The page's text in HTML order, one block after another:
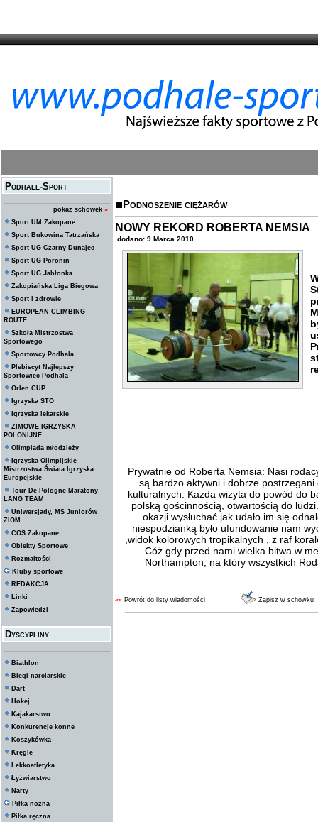
Podhale-Sport
pokaż schowek »
Sport UM Zakopane
Sport Bukowina Tatrzańska
Sport UG Czarny Dunajec
Sport UG Poronin
Sport UG Jabłonka
Zakopiańska Liga Biegowa
Sport i zdrowie
EUROPEAN CLIMBING
ROUTE
Szkoła Mistrzostwa
Sportowego
Sportowcy Podhala
Plebiscyt Najlepszy
Sportowiec Podhala
Orlen CUP
Igrzyska STO
Igrzyska lekarskie
ZIMOWE IGRZYSKA
POLONIJNE
Olimpiada młodzieży
Igrzyska Olimpijskie
Mistrzostwa Świata Igrzyska
Europejskie
Tour De Pologne Maratony
LANG TEAM
Uniwersjady, MS Juniorów
ZIOM
COS Zakopane
Obiekty Sportowe
Rozmaitości
Kluby sportowe
REDAKCJA
Linki
Zapowiedzi
Dyscypliny
Biathlon
Biegi narciarskie
Dart
Hokej
Kajakarstwo
Konkurencje konne
Koszykówka
Kręgle
Lekkoatletyka
Łyżwiarstwo
Narty
Piłka nożna
Piłka ręczna
Podnoszenie ciężarów
NOWY REKORD ROBERTA NEMSIA
dodano: 9 Marca 2010
Prywatnie od Roberta Nemsia: Nasi
są bardzo aktywni i dobrze
kulturalnych. Każda wizyta do powód do
polską gościnnością, otwartością do
okazji wysłuchać jak udało im się
niespodzianką było ufundowanie nam
,widok kolorowych tropikalnych , z raf
Cóż gdy przed nami wielka bitwa w
Northampton, na który wszystkich
«« Powrót do listy wiadomości Zapisz w schowku